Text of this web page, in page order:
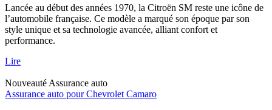
Lancée au début des années 1970, la Citroën SM reste une icône de
l’automobile française. Ce modèle a marqué son époque par son
style unique et sa technologie avancée, alliant confort et
performance.
Lire
Nouveauté Assurance auto
Assurance auto pour Chevrolet Camaro